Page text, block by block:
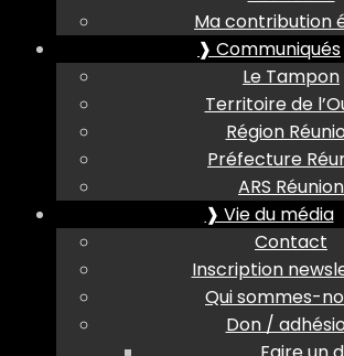
Ma contribution
❱ Communiqués
Le Tampon
Territoire de
Région
Préfecture
ARS Réunion
❱ Vie du média
Contact
Inscription
Qui sommes-
Don /